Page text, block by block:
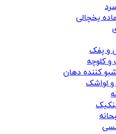
یخچالی
و پفک
کلوچه
کننده دهان
و لواشک